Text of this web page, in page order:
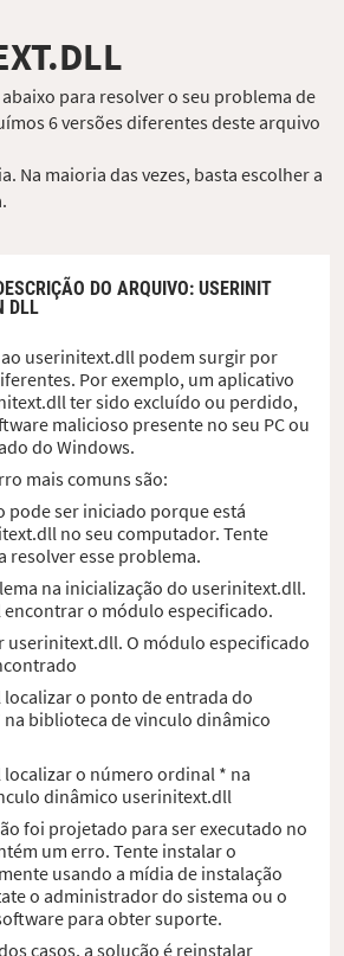
para resolver o seu problema de
6 versões diferentes deste arquivo
Na maioria das vezes, basta escolher a
DO ARQUIVO: USERINIT
DLL
userinitext.dll podem surgir por
Por exemplo, um aplicativo
ter sido excluído ou perdido,
malicioso presente no seu PC ou
do Windows.
mais comuns são:
pode ser iniciado porque está
no seu computador. Tente
resolver esse problema.
na inicialização do userinitext.dll.
encontrar o módulo especificado.
userinitext.dll. O módulo especificado
localizar o ponto de entrada do
biblioteca de vinculo dinâmico
localizar o número ordinal * na
dinâmico userinitext.dll
foi projetado para ser executado no
um erro. Tente instalar o
usando a mídia de instalação
o administrador do sistema ou o
para obter suporte.
casos, a solução é reinstalar